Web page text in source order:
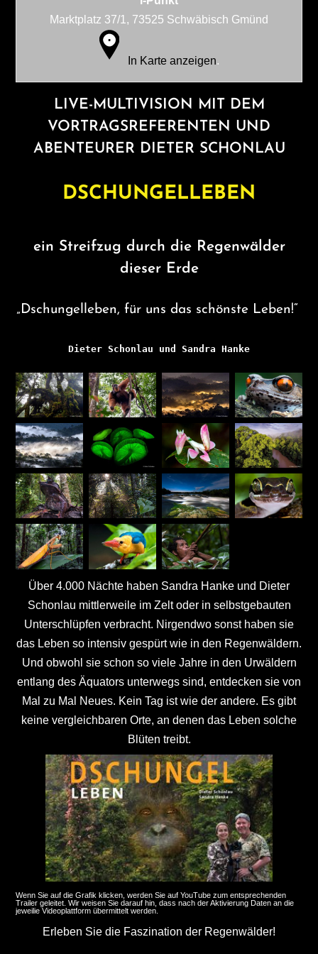
Marktplatz 37/1, 73525 Schwäbisch Gmünd
In Karte anzeigen.
LIVE-MULTIVISION MIT DEM
VORTRAGSREFERENTEN UND
ABENTEURER DIETER SCHONLAU
DSCHUNGELLEBEN
ein Streifzug durch die Regenwälder
dieser Erde
„Dschungelleben, für uns das schönste Leben!“
Dieter Schonlau und Sandra Hanke
Über 4.000 Nächte haben Sandra Hanke und Dieter
Schonlau mittlerweile im Zelt oder in selbstgebauten
Unterschlüpfen verbracht. Nirgendwo sonst haben sie
das Leben so intensiv gespürt wie in den Regenwäldern.
Und obwohl sie schon so viele Jahre in den Urwäldern
entlang des Äquators unterwegs sind, entdecken sie von
Mal zu Mal Neues. Kein Tag ist wie der andere. Es gibt
keine vergleichbaren Orte, an denen das Leben solche
Blüten treibt.
Wenn Sie auf die Grafik klicken, werden Sie auf YouTube zum entsprechenden
Trailer geleitet. Wir weisen Sie darauf hin, dass nach der Aktivierung Daten an die
jeweilie Videoplattform übermittelt werden.
Erleben Sie die Faszination der Regenwälder!